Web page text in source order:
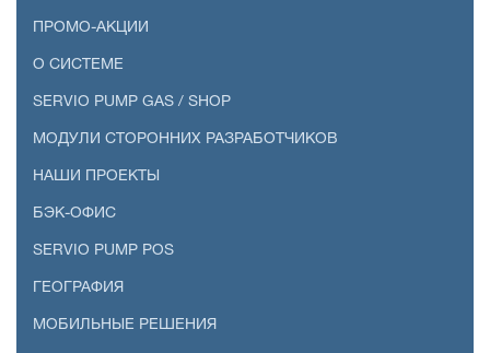
ПРОМО-АКЦИИ
О СИСТЕМЕ
SERVIO PUMP GAS / SHOP
МОДУЛИ СТОРОННИХ РАЗРАБОТЧИКОВ
НАШИ ПРОЕКТЫ
БЭК-ОФИС
SERVIO PUMP POS
ГЕОГРАФИЯ
МОБИЛЬНЫЕ РЕШЕНИЯ